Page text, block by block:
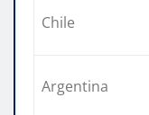
Chile
Argentina